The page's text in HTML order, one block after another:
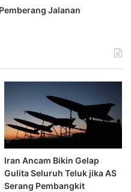
Jalanan
Iran Ancam Bikin Gelap
Gulita Seluruh Teluk jika AS
Serang Pembangkit